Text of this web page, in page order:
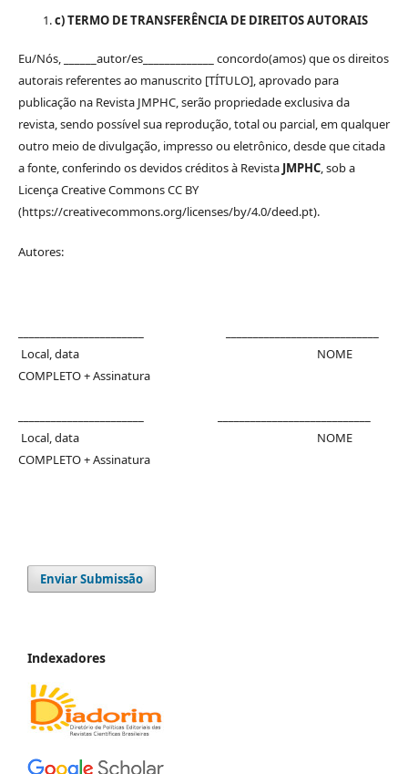
c) TERMO DE TRANSFERÊNCIA DE DIREITOS AUTORAIS
Eu/Nós, ______autor/es_____________ concordo(amos) que os direitos
autorais referentes ao manuscrito [TÍTULO], aprovado para
publicação na Revista JMPHC, serão propriedade exclusiva da
revista, sendo possível sua reprodução, total ou parcial, em qualquer
outro meio de divulgação, impresso ou eletrônico, desde que citada
a fonte, conferindo os devidos créditos à Revista JMPHC, sob a
Licença Creative Commons CC BY
(https://creativecommons.org/licenses/by/4.0/deed.pt).
Autores:
Local, data NOME
COMPLETO + Assinatura
Local, data NOME
COMPLETO + Assinatura
Enviar Submissão
Indexadores